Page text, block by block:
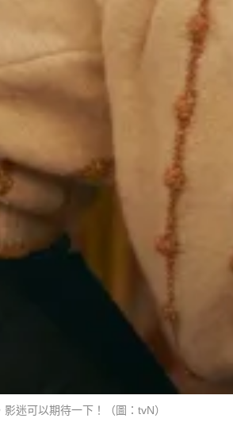
迷可以期待一下！（圖：tvN）